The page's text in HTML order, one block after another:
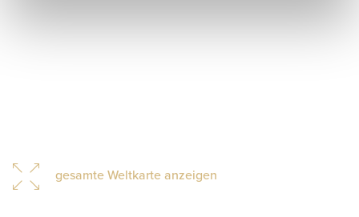
gesamte Weltkarte anzeigen